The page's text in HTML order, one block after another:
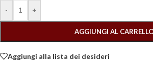
- +
AGGIUNGI AL
Aggiungi alla lista dei desideri